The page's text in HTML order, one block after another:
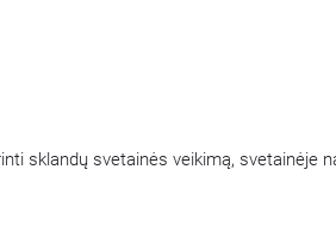
sklandų svetainės veikimą, svetainėje